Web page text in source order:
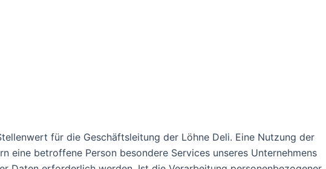
für die Geschäftsleitung der Löhne Deli. Eine Nutzung der
eine betroffene Person besondere Services unseres Unternehmens